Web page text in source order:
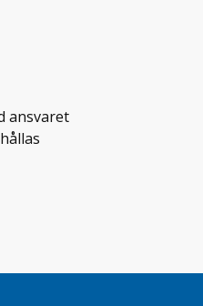
ansvaret